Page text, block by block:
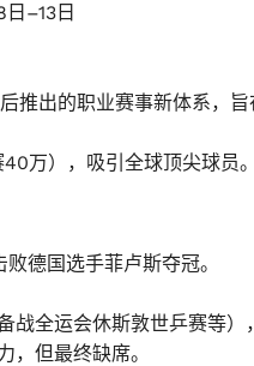
–13日
推出的职业赛事新体系，
万），吸引全球顶尖球员。
德国选手菲卢斯夺冠。
战全运会休斯敦世乒赛等）
，但最终缺席。